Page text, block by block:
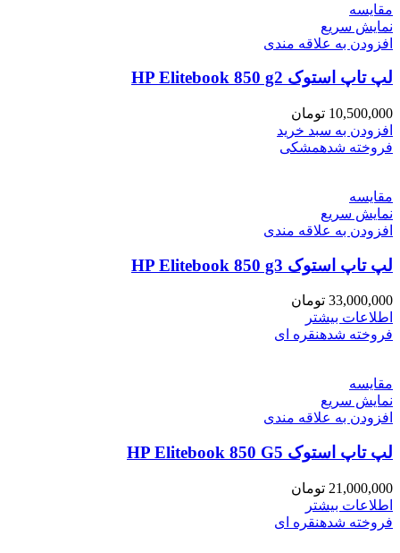
مقايسه
نمایش سریع
افزودن به علاقه مندی
لپ تاپ استوک HP Elitebook 850 g2
10,500,000 تومان
افزودن به سبد خرید
فروخته شدهمشکی
مقايسه
نمایش سریع
افزودن به علاقه مندی
لپ تاپ استوک HP Elitebook 850 g3
33,000,000 تومان
اطلاعات بیشتر
فروخته شدهنقره ای
مقايسه
نمایش سریع
افزودن به علاقه مندی
لپ تاپ استوک HP Elitebook 850 G5
21,000,000 تومان
اطلاعات بیشتر
فروخته شدهنقره ای